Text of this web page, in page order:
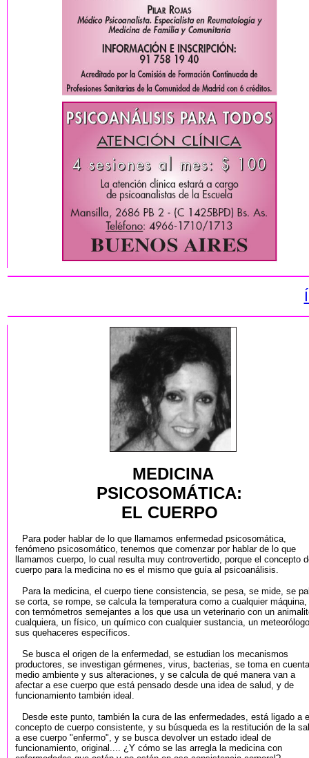
MEDICINA
PSICOSOMÁTICA:
EL CUERPO
Para poder hablar de lo que llamamos enfermedad psicosomática,
fenómeno psicosomático, tenemos que comenzar por hablar de lo que
llamamos cuerpo, lo cual resulta muy controvertido, porque el concepto
cuerpo para la medicina no es el mismo que guía al psicoanálisis.
Para la medicina, el cuerpo tiene consistencia, se pesa, se mide, se
se corta, se rompe, se calcula la temperatura como a cualquier máquina,
con termómetros semejantes a los que usa un veterinario con un
cualquiera, un físico, un químico con cualquier sustancia, un
sus quehaceres específicos.
Se busca el origen de la enfermedad, se estudian los mecanismos
productores, se investigan gérmenes, virus, bacterias, se toma en
medio ambiente y sus alteraciones, y se calcula de qué manera van a
afectar a ese cuerpo que está pensado desde una idea de salud, y de
funcionamiento también ideal.
Desde este punto, también la cura de las enfermedades, está ligado a
concepto de cuerpo consistente, y su búsqueda es la restitución de la
a ese cuerpo "enfermo", y se busca devolver un estado ideal de
funcionamiento, original.... ¿Y cómo se las arregla la medicina con